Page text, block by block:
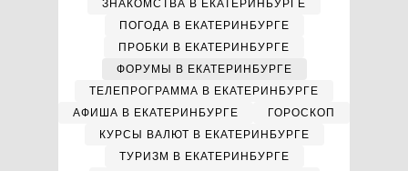
ЗНАКОМСТВА В ЕКАТЕРИНБУРГЕ
ПОГОДА В ЕКАТЕРИНБУРГЕ
ПРОБКИ В ЕКАТЕРИНБУРГЕ
ФОРУМЫ В ЕКАТЕРИНБУРГЕ
ТЕЛЕПРОГРАММА В ЕКАТЕРИНБУРГЕ
АФИША В ЕКАТЕРИНБУРГЕ
ГОРОСКОП
КУРСЫ ВАЛЮТ В ЕКАТЕРИНБУРГЕ
ТУРИЗМ В ЕКАТЕРИНБУРГЕ